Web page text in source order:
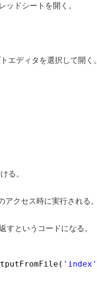
ドシートを開く。
エディタを選択して開く。
る。
クセス時に実行される。
というコードになる。
'index'